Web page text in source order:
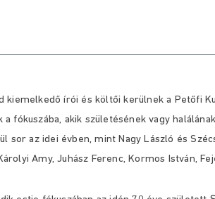
kiemelkedő írói és költői kerülnek a Petőfi
a fókuszába, akik születésének vagy
sor az idei évben, mint Nagy László és
Amy, Juhász Ferenc, Kormos István,